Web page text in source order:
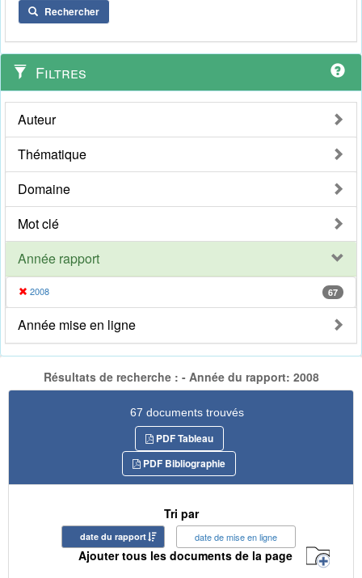
Rechercher
Filtres
Auteur
Thématique
Domaine
Mot clé
Année rapport
2008 67
Année mise en ligne
Résultats de recherche : - Année du rapport: 2008
67 documents trouvés
PDF Tableau
PDF Bibliographie
Tri par
date du rapport date de mise en ligne
Ajouter tous les documents de la page